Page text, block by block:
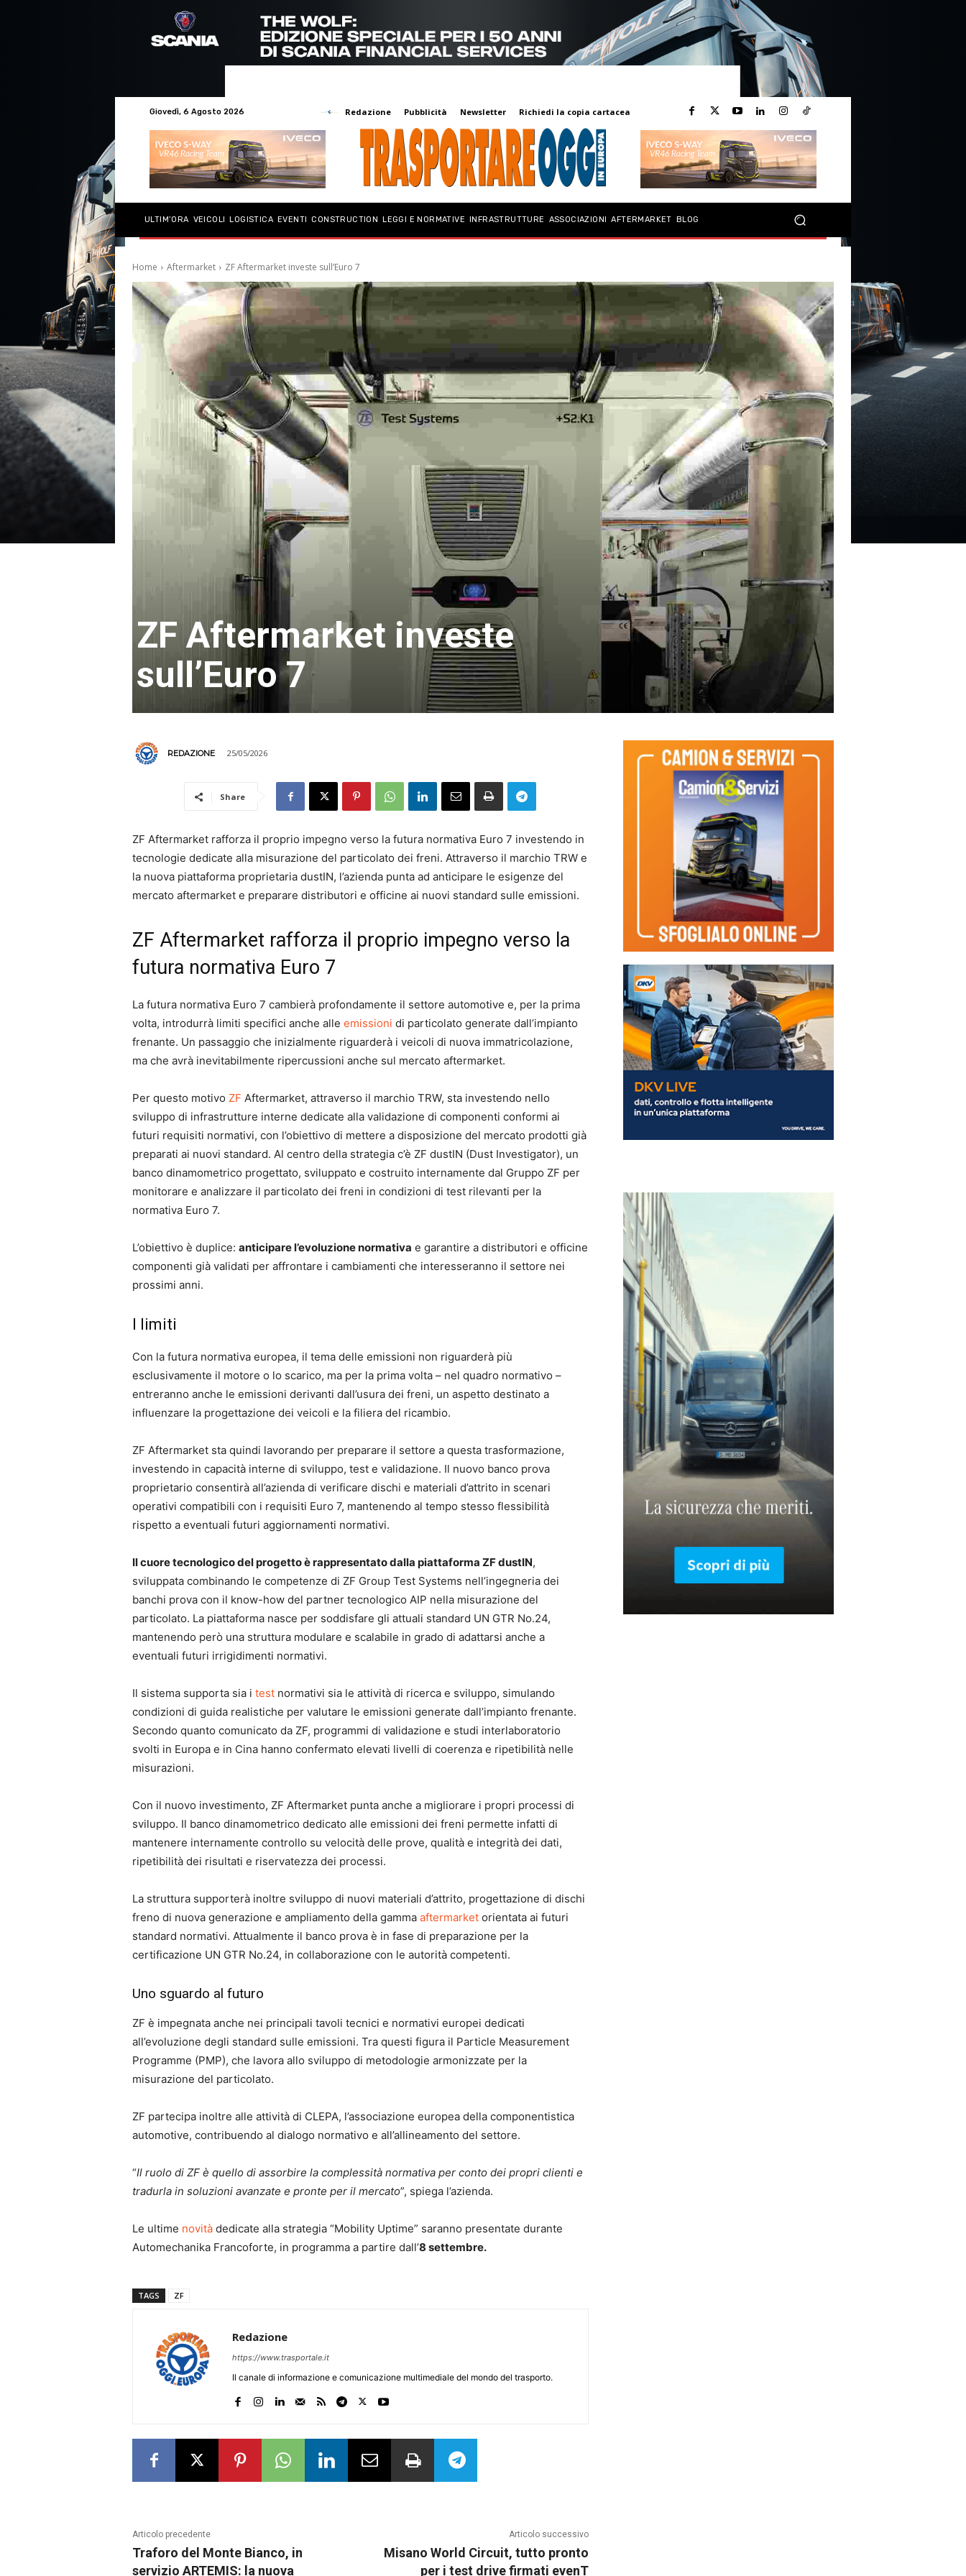
Giovedì, 6 Agosto 2026 Redazione Pubblicità Newsletter Richiedi la copia cartacea
ULTIM’ORA VEICOLI LOGISTICA EVENTI CONSTRUCTION LEGGI E NORMATIVE INFRASTRUTTURE ASSOCIAZIONI AFTERMARKET BLOG
Home Aftermarket ZF Aftermarket investe sull’Euro 7
ZF Aftermarket investe
sull’Euro 7
REDAZIONE 25/05/2026
Share
ZF Aftermarket rafforza il proprio impegno verso la futura normativa Euro 7 investendo in
tecnologie dedicate alla misurazione del particolato dei freni. Attraverso il marchio TRW e
la nuova piattaforma proprietaria dustIN, l’azienda punta ad anticipare le esigenze del
mercato aftermarket e preparare distributori e officine ai nuovi standard sulle emissioni.
ZF Aftermarket rafforza il proprio impegno verso la
futura normativa Euro 7
La futura normativa Euro 7 cambierà profondamente il settore automotive e, per la prima
volta, introdurrà limiti specifici anche alle emissioni di particolato generate dall’impianto
frenante. Un passaggio che inizialmente riguarderà i veicoli di nuova immatricolazione,
ma che avrà inevitabilmente ripercussioni anche sul mercato aftermarket.
Per questo motivo ZF Aftermarket, attraverso il marchio TRW, sta investendo nello
sviluppo di infrastrutture interne dedicate alla validazione di componenti conformi ai
futuri requisiti normativi, con l’obiettivo di mettere a disposizione del mercato prodotti già
preparati ai nuovi standard. Al centro della strategia c’è ZF dustIN (Dust Investigator), un
banco dinamometrico progettato, sviluppato e costruito internamente dal Gruppo ZF per
monitorare e analizzare il particolato dei freni in condizioni di test rilevanti per la
normativa Euro 7.
L’obiettivo è duplice: anticipare l’evoluzione normativa e garantire a distributori e officine
componenti già validati per affrontare i cambiamenti che interesseranno il settore nei
prossimi anni.
I limiti
Con la futura normativa europea, il tema delle emissioni non riguarderà più
esclusivamente il motore o lo scarico, ma per la prima volta – nel quadro normativo –
entreranno anche le emissioni derivanti dall’usura dei freni, un aspetto destinato a
influenzare la progettazione dei veicoli e la filiera del ricambio.
ZF Aftermarket sta quindi lavorando per preparare il settore a questa trasformazione,
investendo in capacità interne di sviluppo, test e validazione. Il nuovo banco prova
proprietario consentirà all’azienda di verificare dischi e materiali d’attrito in scenari
operativi compatibili con i requisiti Euro 7, mantenendo al tempo stesso flessibilità
rispetto a eventuali futuri aggiornamenti normativi.
Il cuore tecnologico del progetto è rappresentato dalla piattaforma ZF dustIN,
sviluppata combinando le competenze di ZF Group Test Systems nell’ingegneria dei
banchi prova con il know-how del partner tecnologico AIP nella misurazione del
particolato. La piattaforma nasce per soddisfare gli attuali standard UN GTR No.24,
mantenendo però una struttura modulare e scalabile in grado di adattarsi anche a
eventuali futuri irrigidimenti normativi.
Il sistema supporta sia i test normativi sia le attività di ricerca e sviluppo, simulando
condizioni di guida realistiche per valutare le emissioni generate dall’impianto frenante.
Secondo quanto comunicato da ZF, programmi di validazione e studi interlaboratorio
svolti in Europa e in Cina hanno confermato elevati livelli di coerenza e ripetibilità nelle
misurazioni.
Con il nuovo investimento, ZF Aftermarket punta anche a migliorare i propri processi di
sviluppo. Il banco dinamometrico dedicato alle emissioni dei freni permette infatti di
mantenere internamente controllo su velocità delle prove, qualità e integrità dei dati,
ripetibilità dei risultati e riservatezza dei processi.
La struttura supporterà inoltre sviluppo di nuovi materiali d’attrito, progettazione di dischi
freno di nuova generazione e ampliamento della gamma aftermarket orientata ai futuri
standard normativi. Attualmente il banco prova è in fase di preparazione per la
certificazione UN GTR No.24, in collaborazione con le autorità competenti.
Uno sguardo al futuro
ZF è impegnata anche nei principali tavoli tecnici e normativi europei dedicati
all’evoluzione degli standard sulle emissioni. Tra questi figura il Particle Measurement
Programme (PMP), che lavora allo sviluppo di metodologie armonizzate per la
misurazione del particolato.
ZF partecipa inoltre alle attività di CLEPA, l’associazione europea della componentistica
automotive, contribuendo al dialogo normativo e all’allineamento del settore.
“Il ruolo di ZF è quello di assorbire la complessità normativa per conto dei propri clienti e
tradurla in soluzioni avanzate e pronte per il mercato”, spiega l’azienda.
Le ultime novità dedicate alla strategia “Mobility Uptime” saranno presentate durante
Automechanika Francoforte, in programma a partire dall’8 settembre.
TAGS ZF
Redazione
https://www.trasportale.it
Il canale di informazione e comunicazione multimediale del mondo del trasporto.
Articolo precedente
Traforo del Monte Bianco, in
servizio ARTEMIS: la nuova
Articolo successivo
Misano World Circuit, tutto pronto
per i test drive firmati evenT